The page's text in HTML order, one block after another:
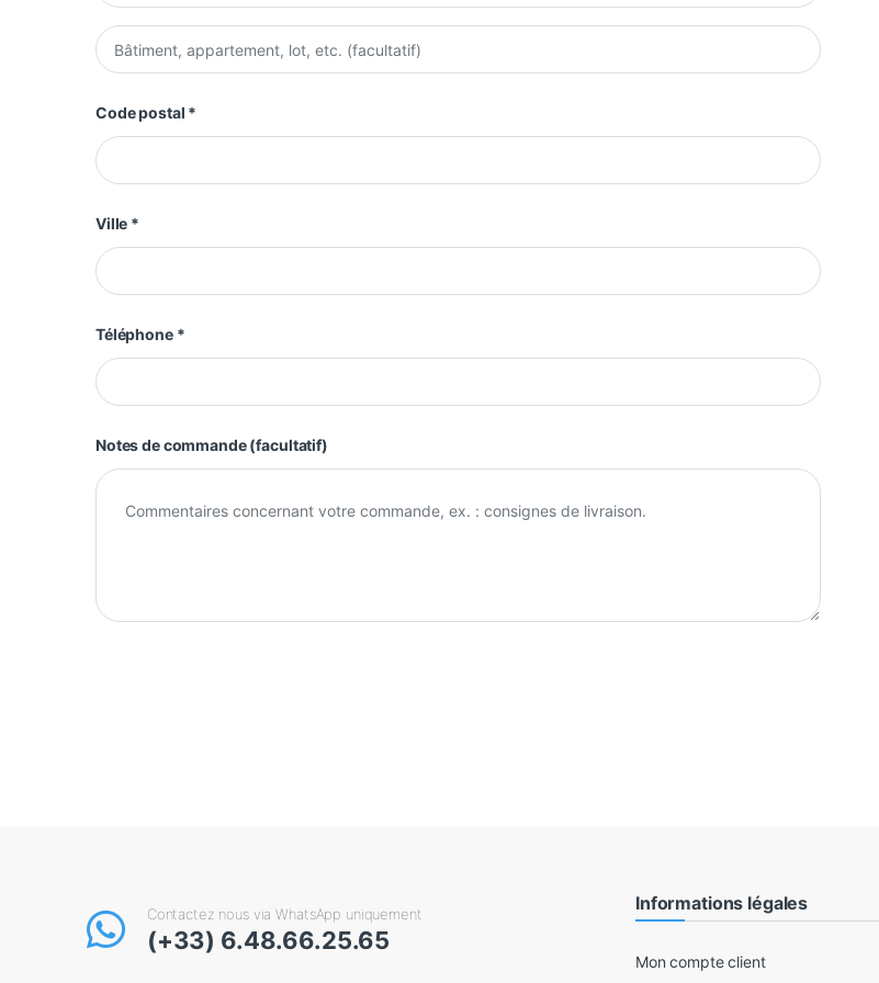
Appartement, suite, unité, etc.
Code postal *
Ville *
Téléphone *
Notes de commande(facultatif)
Contactez nous via WhatsApp uniquement
(+33) 6.48.66.25.65
Informations légales
Mon compte client